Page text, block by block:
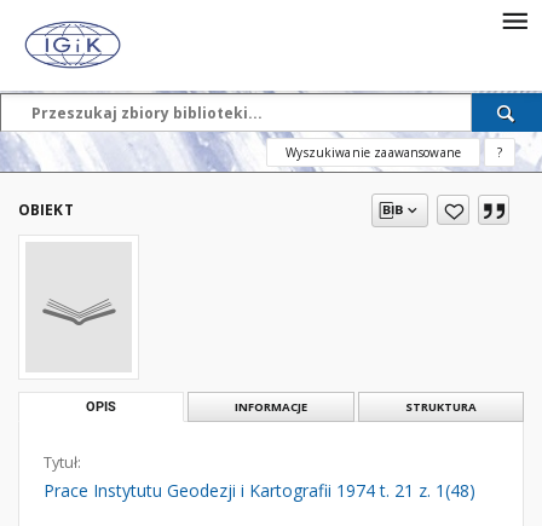
Wyszukiwanie zaawansowane ?
OBIEKT
OPIS INFORMACJE STRUKTURA
Tytuł:
Prace Instytutu Geodezji i Kartografii 1974 t. 21 z. 1(48)